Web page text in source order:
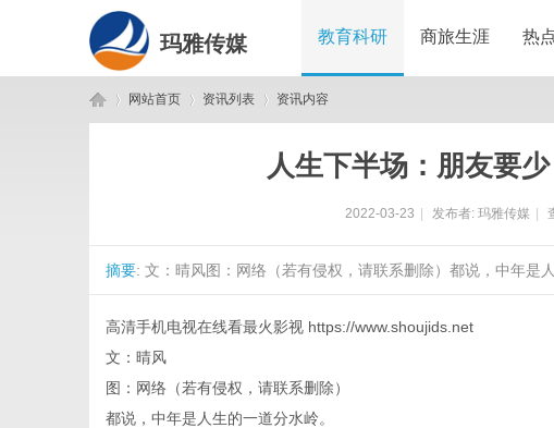
玛雅传媒 教育科研 商旅生涯 热
网站首页 资讯列表 资讯内容
人生下半场：朋友要
2022-03-23 发布者: 玛雅传媒
摘要: 文：晴风图：网络（若有侵权，请联系删除）都说，中年是
高清手机电视在线看最火影视 https://www.shoujids.net
文：晴风
图：网络（若有侵权，请联系删除）
都说，中年是人生的一道分水岭。